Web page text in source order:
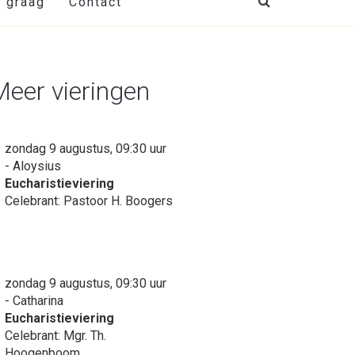
vieringen
zondag 9 augustus, 09:30 uur
- Aloysius
Eucharistieviering
Celebrant: Pastoor H. Boogers
zondag 9 augustus, 09:30 uur
- Catharina
Eucharistieviering
Celebrant: Mgr. Th.